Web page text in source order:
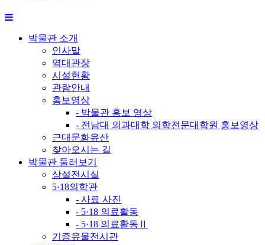
박물관 소개
인사말
역대관장
시설현황
관람안내
홍보영상
- 박물관 홍보 영상
- 전남대 의과대학 의학전문대학원 홍보영상
근대문화유산
찾아오시는 길
박물관 둘러보기
상설전시실
5·18의학관
- 사료 사진
- 5·18 의료활동
- 5·18 의료활동Ⅱ
기증유물전시관